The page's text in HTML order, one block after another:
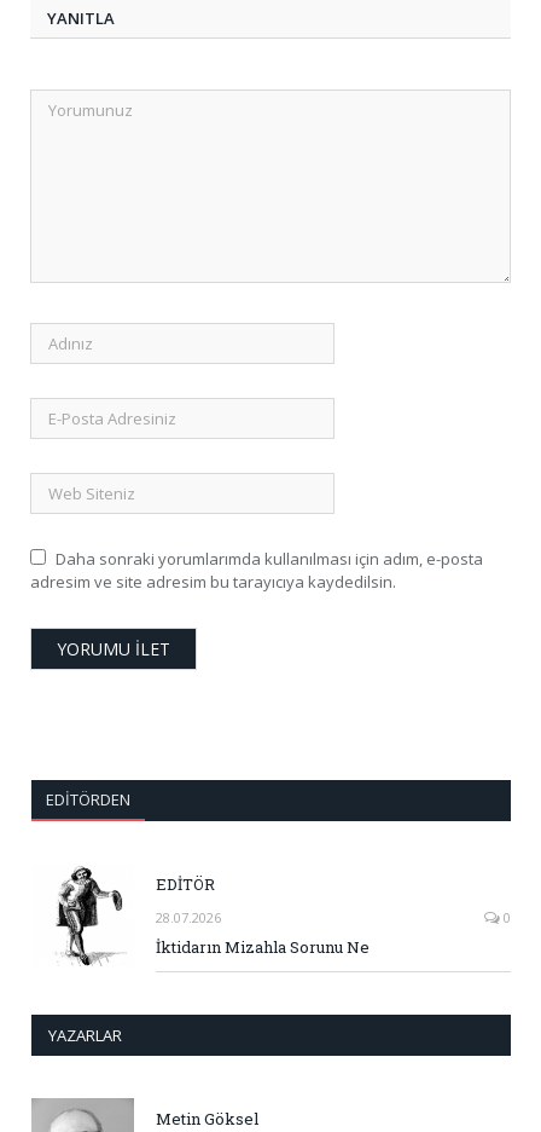
YANITLA
Daha sonraki yorumlarımda kullanılması için adım, e-posta
adresim ve site adresim bu tarayıcıya kaydedilsin.
EDITÖRDEN
EDİTÖR
28.07.2026 0
İktidarın Mizahla Sorunu Ne
YAZARLAR
Metin Göksel